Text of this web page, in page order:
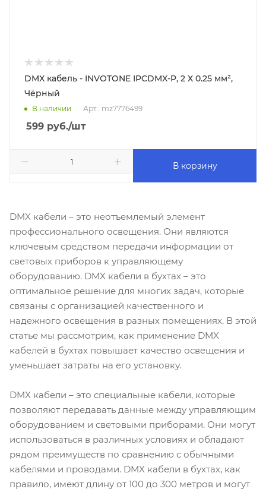
DMX кабель - INVOTONE IPCDMX-P, 2 Х 0.25 мм²,
Чёрный
В наличии Арт.: mz7776499
599 руб./шт
В корзину
DMX кабели – это неотъемлемый элемент
профессионального освещения. Они являются
ключевым средством передачи информации от
световых приборов к управляющему
оборудованию. DMX кабели в бухтах – это
оптимальное решение для многих задач, которые
связаны с организацией качественного и
надежного освещения в разных помещениях. В этой
статье мы рассмотрим, как применение DMX
кабелей в бухтах повышает качество освещения и
уменьшает затраты на его установку.
DMX кабели – это специальные кабели, которые
позволяют передавать данные между управляющим
оборудованием и световыми приборами. Они могут
использоваться в различных условиях и обладают
рядом преимуществ по сравнению с обычными
кабелями и проводами. DMX кабели в бухтах, как
правило, имеют длину от 100 до 300 метров и могут